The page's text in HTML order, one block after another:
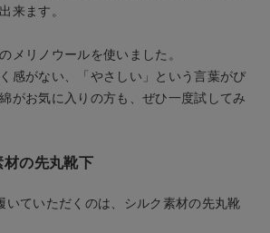
来ます。
メリノウールを使いました。
感がない、「やさしい」という言葉がぴ
がお気に入りの方も、ぜひ一度試してみ
の先丸靴下
いていただくのは、シルク素材の先丸靴